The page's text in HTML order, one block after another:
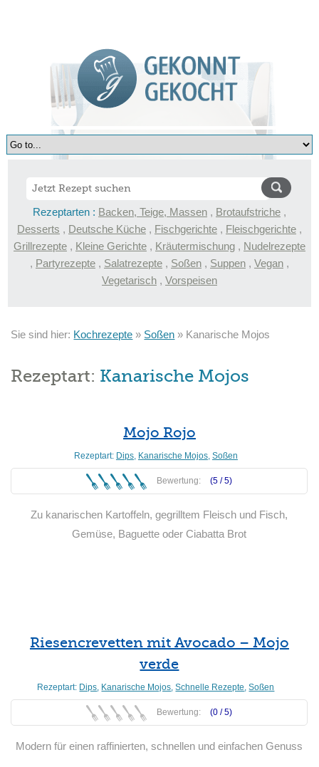
Rezeptarten : Backen, Teige, Massen , Brotaufstriche ,
Desserts , Deutsche Küche , Fischgerichte , Fleischgerichte ,
Grillrezepte , Kleine Gerichte , Kräutermischung , Nudelrezepte
, Partyrezepte , Salatrezepte , Soßen , Suppen , Vegan ,
Vegetarisch , Vorspeisen
Sie sind hier: Kochrezepte » Soßen » Kanarische Mojos
Rezeptart: Kanarische Mojos
Mojo Rojo
Rezeptart: Dips, Kanarische Mojos, Soßen
Bewertung: (5 /5)
Zu kanarischen Kartoffeln, gegrilltem Fleisch und Fisch,
Gemüse, Baguette oder Ciabatta Brot
Riesencrevetten mit Avocado – Mojo
verde
Rezeptart: Dips, Kanarische Mojos,Schnelle Rezepte,Soßen
Bewertung: (0 /5)
Modern für einen raffinierten, schnellen und einfachen Genuss